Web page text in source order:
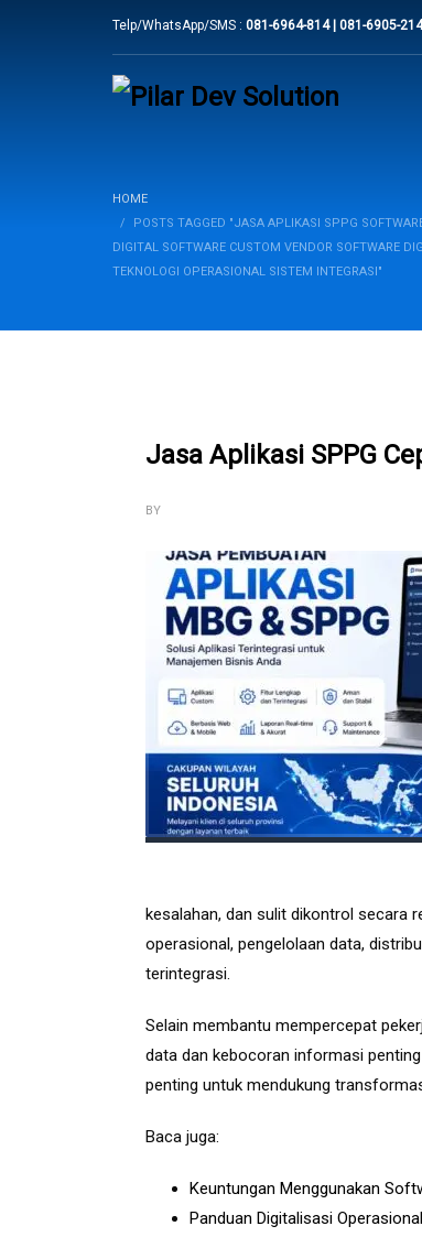
Telp/WhatsApp/SMS : 081-6964-814 | 081-6905-214
HOME
POSTS TAGGED "JASA APLIKASI SPPG
DIGITAL SOFTWARE CUSTOM VENDOR SOFTWARE
TEKNOLOGI OPERASIONAL SISTEM INTEGRASI"
Jasa Aplikasi SPPG
BY
kesalahan, dan sulit dikontrol secara
operasional, pengelolaan data,
terintegrasi.
Selain membantu mempercepat
data dan kebocoran informasi
penting untuk mendukung
Baca juga:
Keuntungan Menggunakan
Panduan Digitalisasi